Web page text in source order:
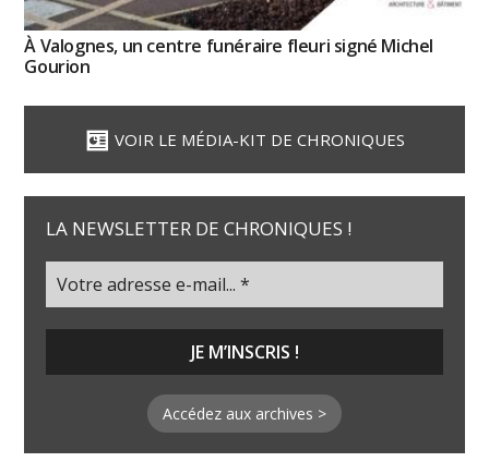
À Valognes, un centre funéraire fleuri signé Michel
Gourion
VOIR LE MÉDIA-KIT DE CHRONIQUES
LA NEWSLETTER DE CHRONIQUES !
Accédez aux archives >